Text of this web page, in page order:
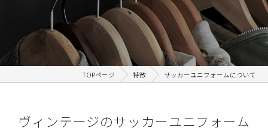
TOPページ 特徴 サッカーユニフォームについて
ヴィンテージのサッカーユニフォーム